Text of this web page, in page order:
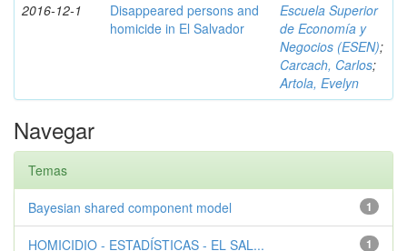
2016-12-1
Disappeared persons and
homicide in El Salvador
Escuela Superior
de Economía y
Negocios (ESEN);
Carcach, Carlos;
Artola, Evelyn
Navegar
Temas
1
Bayesian shared component model
1
HOMICIDIO - ESTADÍSTICAS - EL SAL...